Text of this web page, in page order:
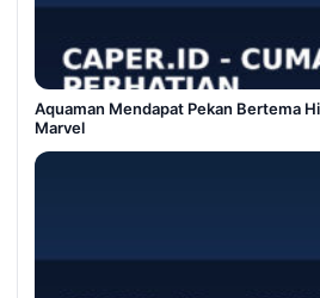
Aquaman Mendapat Pekan Bertema
Marvel